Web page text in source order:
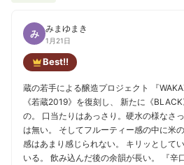
み みまゆまき
1月21日
Best!!
蔵の若手による醸造プロジェクト 『
《若蔵2019》を復刻し、 新たに《
の。 口当たりはあっさり。硬水の様なさ
は無い。 そしてフルーティー感の中に米
感はあまり感じられない。 キリッとして
いる。 飲み込んだ後の余韻が長い。 『辛